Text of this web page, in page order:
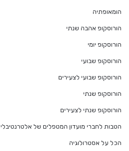
הומאופתיה
הורוסקופ אהבה שנתי
הורוסקופ יומי
הורוסקופ שבועי
הורוסקופ שבועי לצעירים
הורוסקופ שנתי
הורוסקופ שנתי לצעירים
הטבות לחברי מועדון המטפלים של אלטרנטיבלי
הכל על אסטרולוגיה